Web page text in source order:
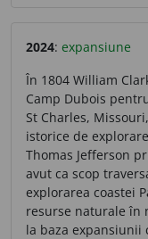
2024: expansiune
În 1804 William
Camp Dubois
St Charles,
istorice de
Thomas Jefferson
avut ca scop
explorarea coastei
resurse naturale în
la baza expansiunii